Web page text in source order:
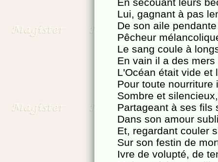
Lui, gagnant à pas
De son aile
Pêcheur
Le sang coule à
En vain il a des
L'Océan était vide et
Pour toute
Sombre et
Partageant à ses fils
Dans son amour
Et, regardant couler
Sur son festin de
Ivre de volupté, de